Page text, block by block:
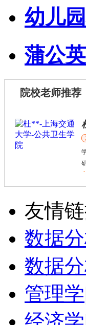
幼儿
蒲公
院校老师推荐
友情链
数据
数据
管理学